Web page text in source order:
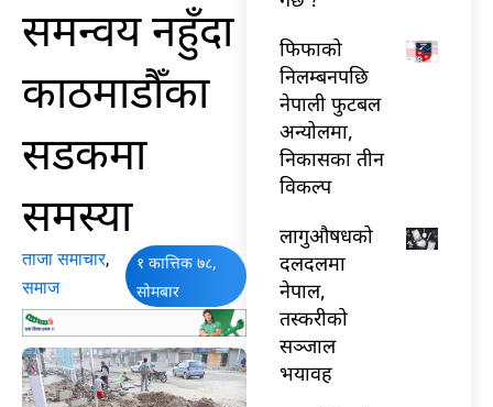
समन्वय नहुँदा
काठमाडौँका
सडकमा
समस्या
ताजा समाचार,
समाज
१ कात्तिक ७८,
सोमबार
फिफाको
निलम्बनपछि
नेपाली फुटबल
अन्योलमा,
निकासका तीन
विकल्प
लागुऔषधको
दलदलमा
नेपाल,
तस्करीको
सञ्जाल
भयावह